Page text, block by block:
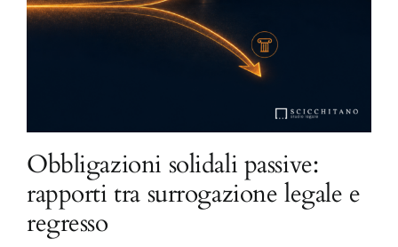
Obbligazioni solidali passive:
rapporti tra surrogazione legale e
regresso